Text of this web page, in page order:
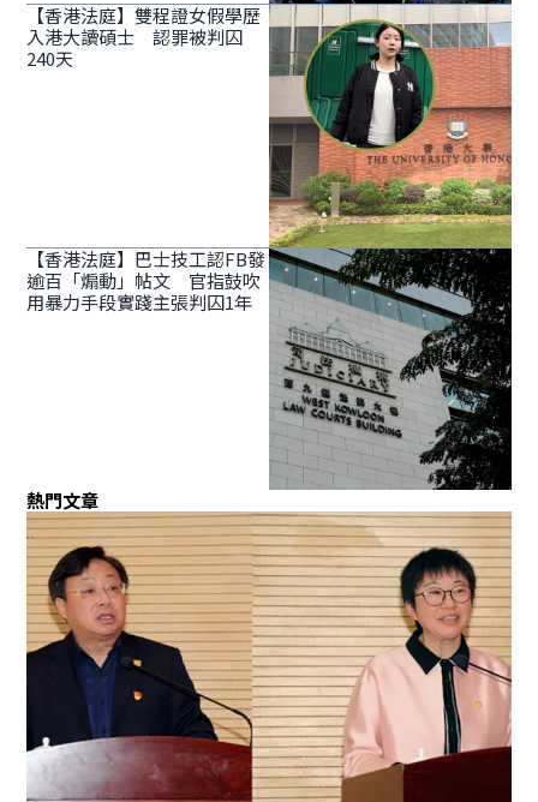
【香港法庭】雙程證女假學歷
入港大讀碩士 認罪被判囚
240天
【香港法庭】巴士技工認FB發
逾百「煽動」帖文 官指鼓吹
用暴力手段實踐主張判囚1年
熱門文章